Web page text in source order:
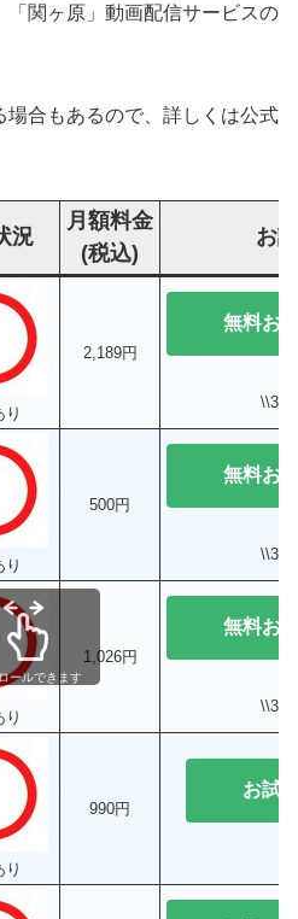
「関ヶ原」動画配信サービスの
場合もあるので、詳しくは公式
況
月額料金
(税込)
お
り
2,189円
無料お
\\31
り
500円
無料お
\\30
り
1,026円
無料お
\\31
り
990円
お試
ールできます